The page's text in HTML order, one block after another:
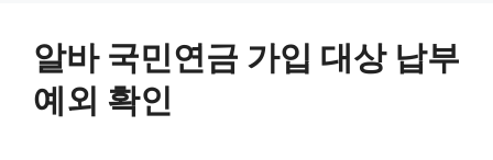
알바 국민연금 가입 대상 납부
예외 확인